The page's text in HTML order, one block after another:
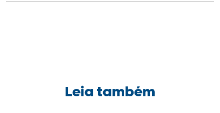
Leia também